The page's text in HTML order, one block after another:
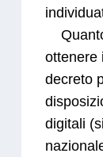
ottenere
decreto
digitali